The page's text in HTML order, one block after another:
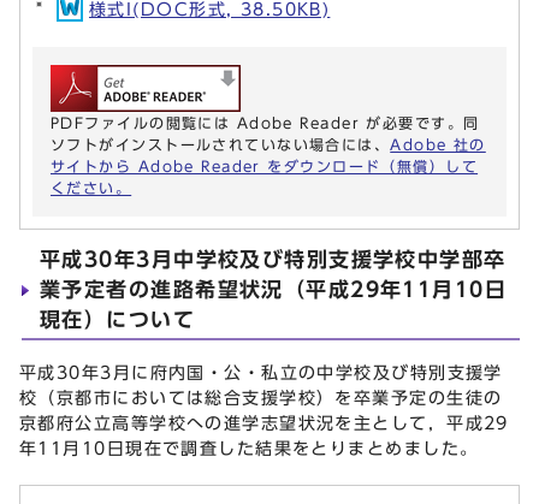
様式I(DOC形式, 38.50KB)
PDFファイルの閲覧には Adobe Reader が必要です。同
ソフトがインストールされていない場合には、Adobe 社の
サイトから Adobe Reader をダウンロード（無償）して
ください。
平成30年3月中学校及び特別支援学校中学部卒
業予定者の進路希望状況（平成29年11月10日
現在）について
平成30年3月に府内国・公・私立の中学校及び特別支援学
校（京都市においては総合支援学校）を卒業予定の生徒の
京都府公立高等学校への進学志望状況を主として，平成29
年11月10日現在で調査した結果をとりまとめました。